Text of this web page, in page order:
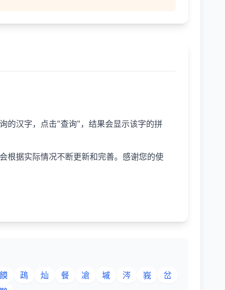
的汉字，点击"查询"，结果会显示该字的拼
根据实际情况不断更新和完善。感谢您的使
饃 鴊 灿 餐 凔 墄 涔 峩
岔